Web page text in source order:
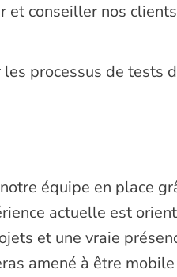
et conseiller nos
processus de tests
équipe en place
actuelle est
et une vraie
amené à être